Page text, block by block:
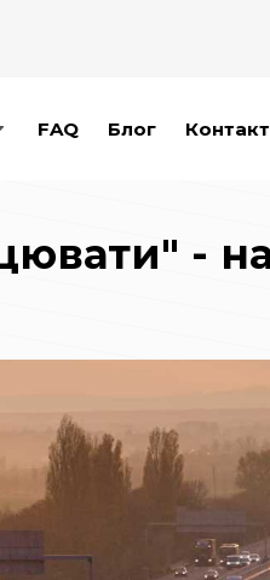
FAQ Блог Контакт
-